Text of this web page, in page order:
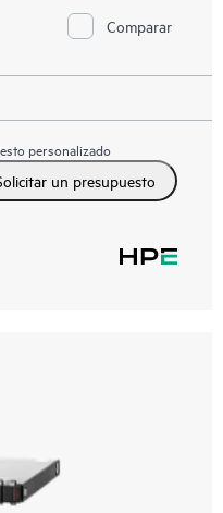
Comparar
personalizado
un presupuesto